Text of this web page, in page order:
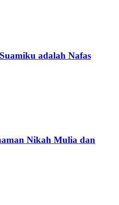
adalah Nafas
Nikah Mulia dan